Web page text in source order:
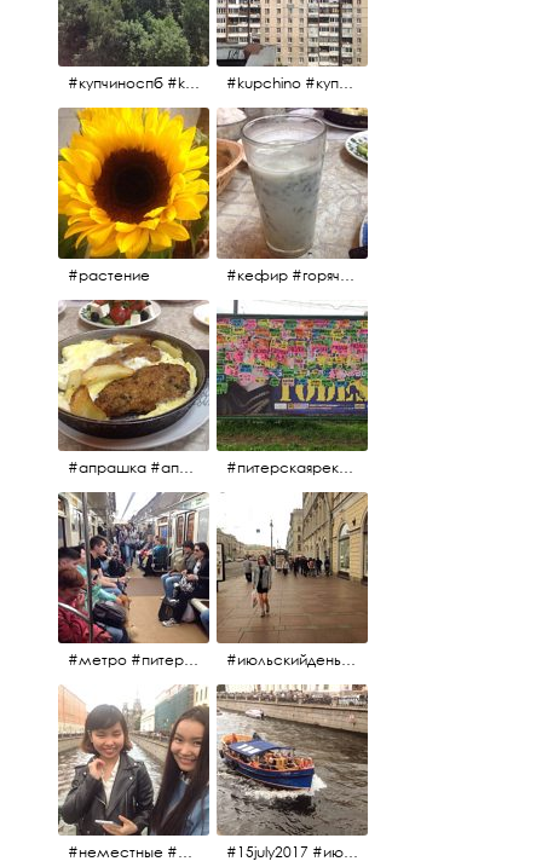
#купчиноспб #kupchino #kupchino #купчиноспб
#растение #кефир #горячийкефир #национальноеблюдо #лаваш #вкусно
#апрашка #апраксиндвор #кафенаапрашке #куринаякотлетанасковороде #сковородка #кафедлясвоих #питерскаяреклама #todes #куколки #окраинапитера #фрунзенскийрайон
#метро #питерскоеметро #невскаялиния #июльскийдень2017 #15july2017 #невский
#неместные #июльскийдень2017 #15july2017 #июльскийдень2017 #катерок #bonfire